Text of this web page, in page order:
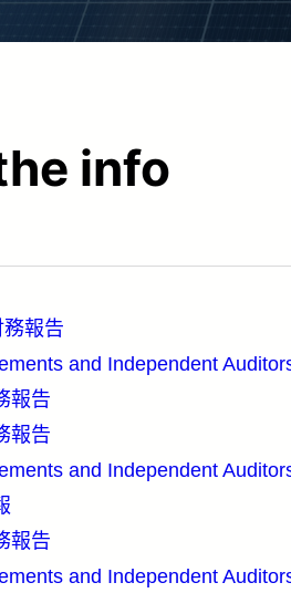
info
報告
and Independent
報告
報告
and Independent
報告
and Independent